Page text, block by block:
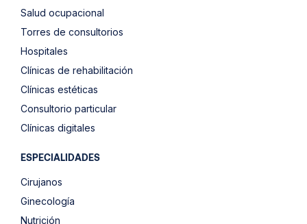
Salud ocupacional
Torres de consultorios
Hospitales
Clínicas de rehabilitación
Clínicas estéticas
Consultorio particular
Clínicas digitales
ESPECIALIDADES
Cirujanos
Ginecología
Nutrición